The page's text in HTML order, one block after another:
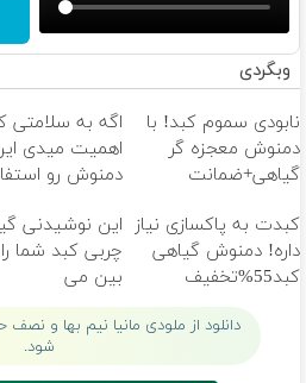
آخه نفسه من وصله ب
از این عشقای دو روزه
واسه من عشقه واقعی
منو ببخش
نشدم اونی ک تو
منو ببخش
منو ببخش
نبودم اونی ک تو
منو ببخش
منو ببخش
نشدم اونی ک دوست
وبگردی
نابودی سموم کبد! با
دمنوش معجزه گر
گیاهی+ضمانت
اگه به سلامتی
اهمیت میدی
دمنوش رو
کبدت به پاکسازی نیاز
داره! دمنوش گیاهی
کبد55%تخفیف
این نوشیدنی
چربی کبد شما را
بین می
برد55%تخفیف
دانلود از ملودی مانیا نیم بها و
شود.